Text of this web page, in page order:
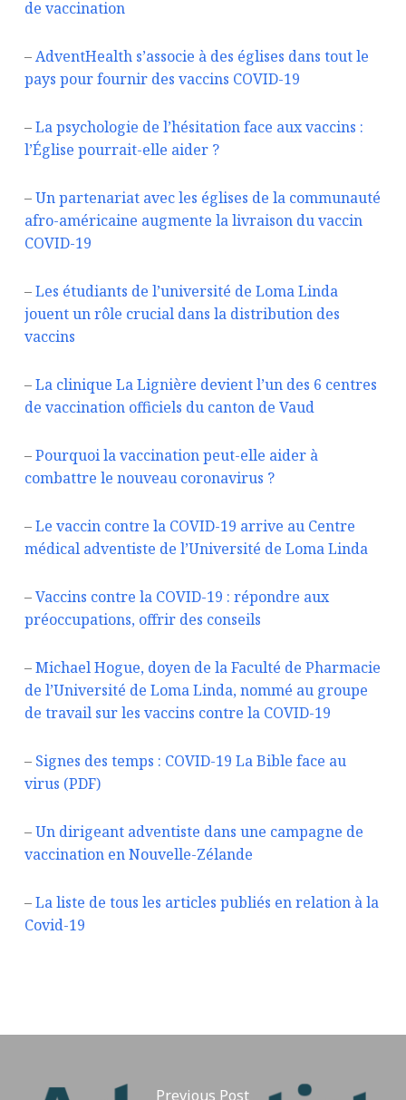
de vaccination
–AdventHealth s’associe à des églises dans tout le
pays pour fournir des vaccins COVID-19
–La psychologie de l’hésitation face aux vaccins :
l’Église pourrait-elle aider ?
–Un partenariat avec les églises de la communauté
afro-américaine augmente la livraison du vaccin
COVID-19
–Les étudiants de l’université de Loma Linda
jouent un rôle crucial dans la distribution des
vaccins
–La clinique La Lignière devient l’un des 6 centres
de vaccination officiels du canton de Vaud
–Pourquoi la vaccination peut-elle aider à
combattre le nouveau coronavirus ?
–Le vaccin contre la COVID-19 arrive au Centre
médical adventiste de l’Université de Loma Linda
–Vaccins contre la COVID-19 : répondre aux
préoccupations, offrir des conseils
–Michael Hogue, doyen de la Faculté de Pharmacie
de l’Université de Loma Linda, nommé au groupe
de travail sur les vaccins contre la COVID-19
– Signes des temps : COVID-19 La Bible face au
virus (PDF)
–Un dirigeant adventiste dans une campagne de
vaccination en Nouvelle-Zélande
–La liste de tous les articles publiés en relation à la
Covid-19
Previous Post